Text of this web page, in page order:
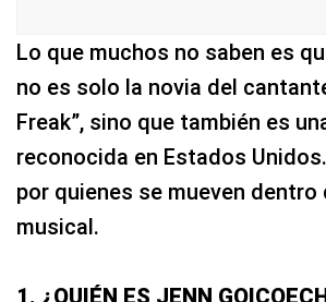
Lo que muchos no saben es
no es solo la novia del
Freak”, sino que también es
reconocida en Estados
por quienes se mueven
musical.
1. ¿QUIÉN ES JENN